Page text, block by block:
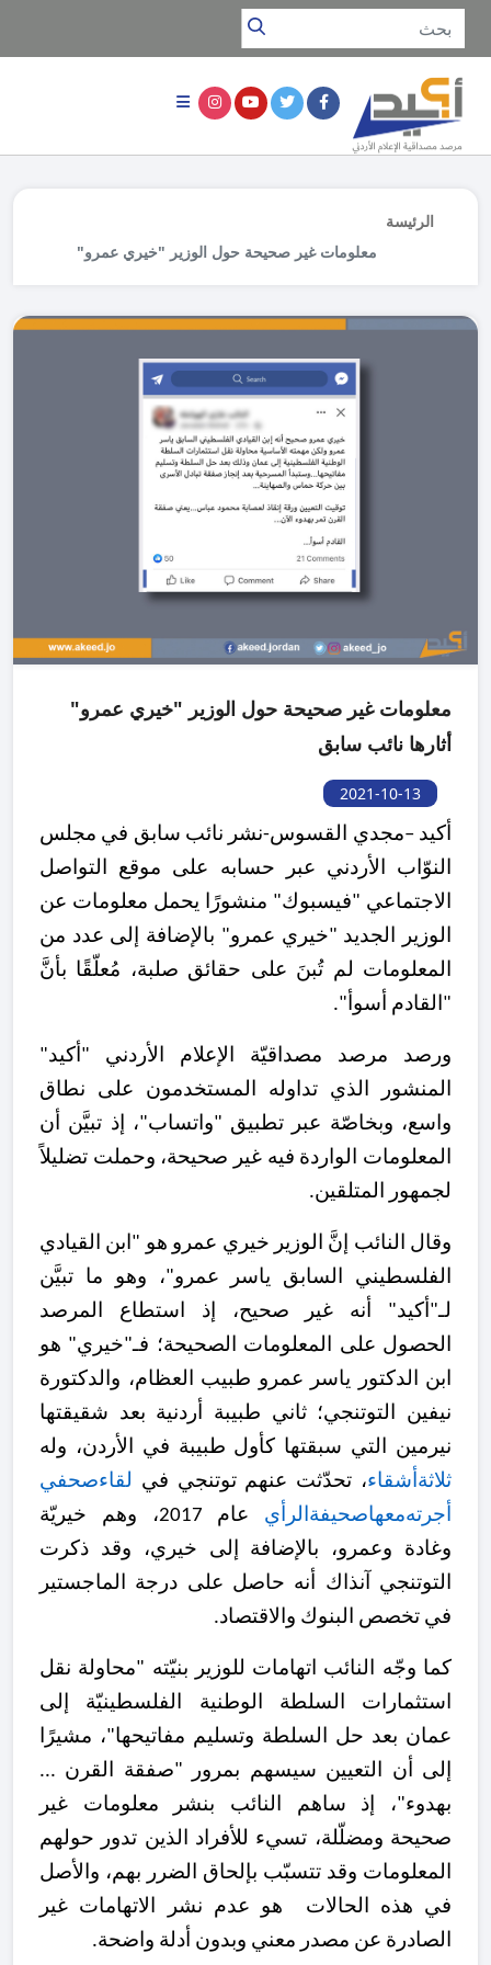
الرئيسة
معلومات غير صحيحة حول الوزير "خيري عمرو"
معلومات غير صحيحة حول الوزير "خيري عمرو"
أثارها نائب سابق
2021-10-13
أكيد –مجدي القسوس-نشر نائب سابق في مجلس
النوّاب الأردني عبر حسابه على موقع التواصل
الاجتماعي "فيسبوك" منشورًا يحمل معلومات عن
الوزير الجديد "خيري عمرو" بالإضافة إلى عدد من
المعلومات لم تُبنَ على حقائق صلبة، مُعلّقًا بأنَّ
"القادم أسوأ".
ورصد مرصد مصداقيّة الإعلام الأردني "أكيد"
المنشور الذي تداوله المستخدمون على نطاق
واسع، وبخاصّة عبر تطبيق "واتساب"، إذ تبيَّن أن
المعلومات الواردة فيه غير صحيحة، وحملت تضليلاً
لجمهور المتلقين.
وقال النائب إنَّ الوزير خيري عمرو هو "ابن القيادي
الفلسطيني السابق ياسر عمرو"، وهو ما تبيَّن
لـ"أكيد" أنه غير صحيح، إذ استطاع المرصد
الحصول على المعلومات الصحيحة؛ فـ"خيري" هو
ابن الدكتور ياسر عمرو طبيب العظام، والدكتورة
نيفين التوتنجي؛ ثاني طبيبة أردنية بعد شقيقتها
نيرمين التي سبقتها كأول طبيبة في الأردن، وله
ثلاثةأشقاء، تحدّثت عنهم توتنجي في لقاءصحفي
أجرتهمعهاصحيفةالرأي
عام 2017، وهم خيريّة
وغادة وعمرو، بالإضافة إلى خيري، وقد ذكرت
التوتنجي آنذاك أنه حاصل على درجة الماجستير
في تخصص البنوك والاقتصاد.
كما وجّه النائب اتهامات للوزير بنيّته "محاولة نقل
استثمارات السلطة الوطنية الفلسطينيّة إلى
عمان بعد حل السلطة وتسليم مفاتيحها"، مشيرًا
إلى أن التعيين سيسهم بمرور "صفقة القرن ...
بهدوء"، إذ ساهم النائب بنشر معلومات غير
صحيحة ومضلّلة، تسيء للأفراد الذين تدور حولهم
المعلومات وقد تتسبّب بإلحاق الضرر بهم، والأصل
في هذه الحالات هو عدم نشر الاتهامات غير
الصادرة عن مصدر معني وبدون أدلة واضحة.